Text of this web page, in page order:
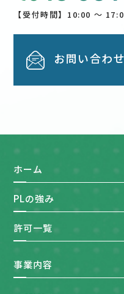
【受付時間】10:00 〜
お問い合わせ
ホーム
PLの強み
許可一覧
事業内容